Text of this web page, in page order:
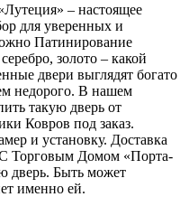
– настоящее
для уверенных и
Патинирование
золото – какой
двери выглядят богато
недорого. В нашем
такую дверь от
Ковров под заказ.
и установку. Доставка
Торговым Домом «Порта-
дверь. Быть может
именно ей.